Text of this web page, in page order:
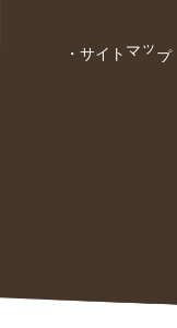
・ サイトマップ